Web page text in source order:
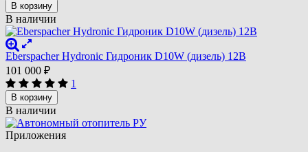
В корзину
В наличии
Eberspacher Hydronic Гидроник D10W (дизель) 12В
101 000 ₽
1
В корзину
В наличии
Приложения